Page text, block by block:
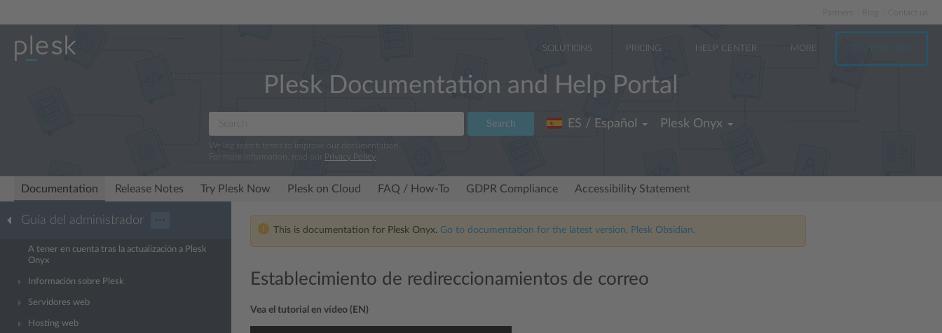
Partners
SOLUTIONS PRICING HELP CENTER MORE TRY FOR FREE
Plesk Documentation and Help Portal
Search
We log search terms to improve our documentation.
For more information, read our Privacy Policy
ES / Español Plesk Onyx
Documentation Release Notes Try Plesk Now Plesk on Cloud FAQ / How-To GDPR Compliance Accessibility Statement
Guía del administrador ···
A tener en cuenta tras la actualización a Plesk
Onyx
Información sobre Plesk
Servidores web
Hosting web
This is documentation for Plesk Onyx. Go to documentation for the latest version, Plesk Obsidian.
Establecimiento de redireccionamientos de correo
Vea el tutorial en vídeo (EN)